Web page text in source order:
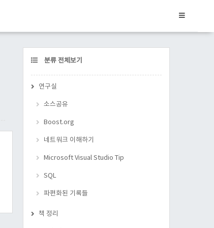
CATEGORY
분류 전체보기
연구실
소스공유
Boost.org
네트워크 이해하기
Microsoft Visual Studio Tip
SQL
파편화된 기록들
책 정리